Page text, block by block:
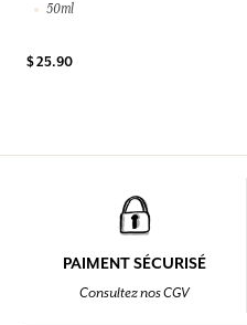
50ml
$ 25.90
PAIMENT SÉCURISÉ
Consultez nos CGV